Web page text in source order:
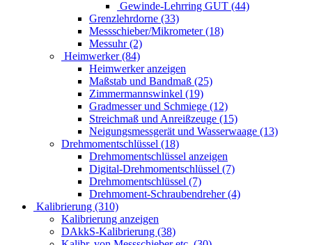
Gewinde-Lehrring GUT (44)
Grenzlehrdorne (33)
Messschieber/Mikrometer (18)
Messuhr (2)
Heimwerker (84)
Heimwerker anzeigen
Maßstab und Bandmaß (25)
Zimmermannswinkel (19)
Gradmesser und Schmiege (12)
Streichmaß und Anreißzeuge (15)
Neigungsmessgerät und Wasserwaage (13)
Drehmomentschlüssel (18)
Drehmomentschlüssel anzeigen
Digital-Drehmomentschlüssel (7)
Drehmomentschlüssel (7)
Drehmoment-Schraubendreher (4)
Kalibrierung (310)
Kalibrierung anzeigen
DAkkS-Kalibrierung (38)